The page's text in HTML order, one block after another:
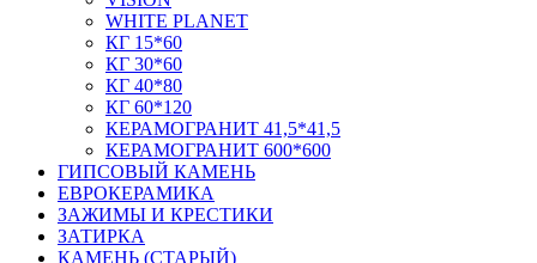
WHITE PLANET
КГ 15*60
КГ 30*60
КГ 40*80
КГ 60*120
КЕРАМОГРАНИТ 41,5*41,5
КЕРАМОГРАНИТ 600*600
ГИПСОВЫЙ КАМЕНЬ
ЕВРОКЕРАМИКА
ЗАЖИМЫ И КРЕСТИКИ
ЗАТИРКА
КАМЕНЬ (СТАРЫЙ)